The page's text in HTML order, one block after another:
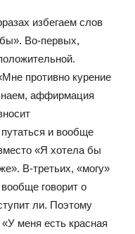
избегаем слов
Во-первых,
противно курение
аффирмация
и вообще
«Я хотела бы
В-третьих, «могу»
говорит о
ли. Поэтому
меня есть красная